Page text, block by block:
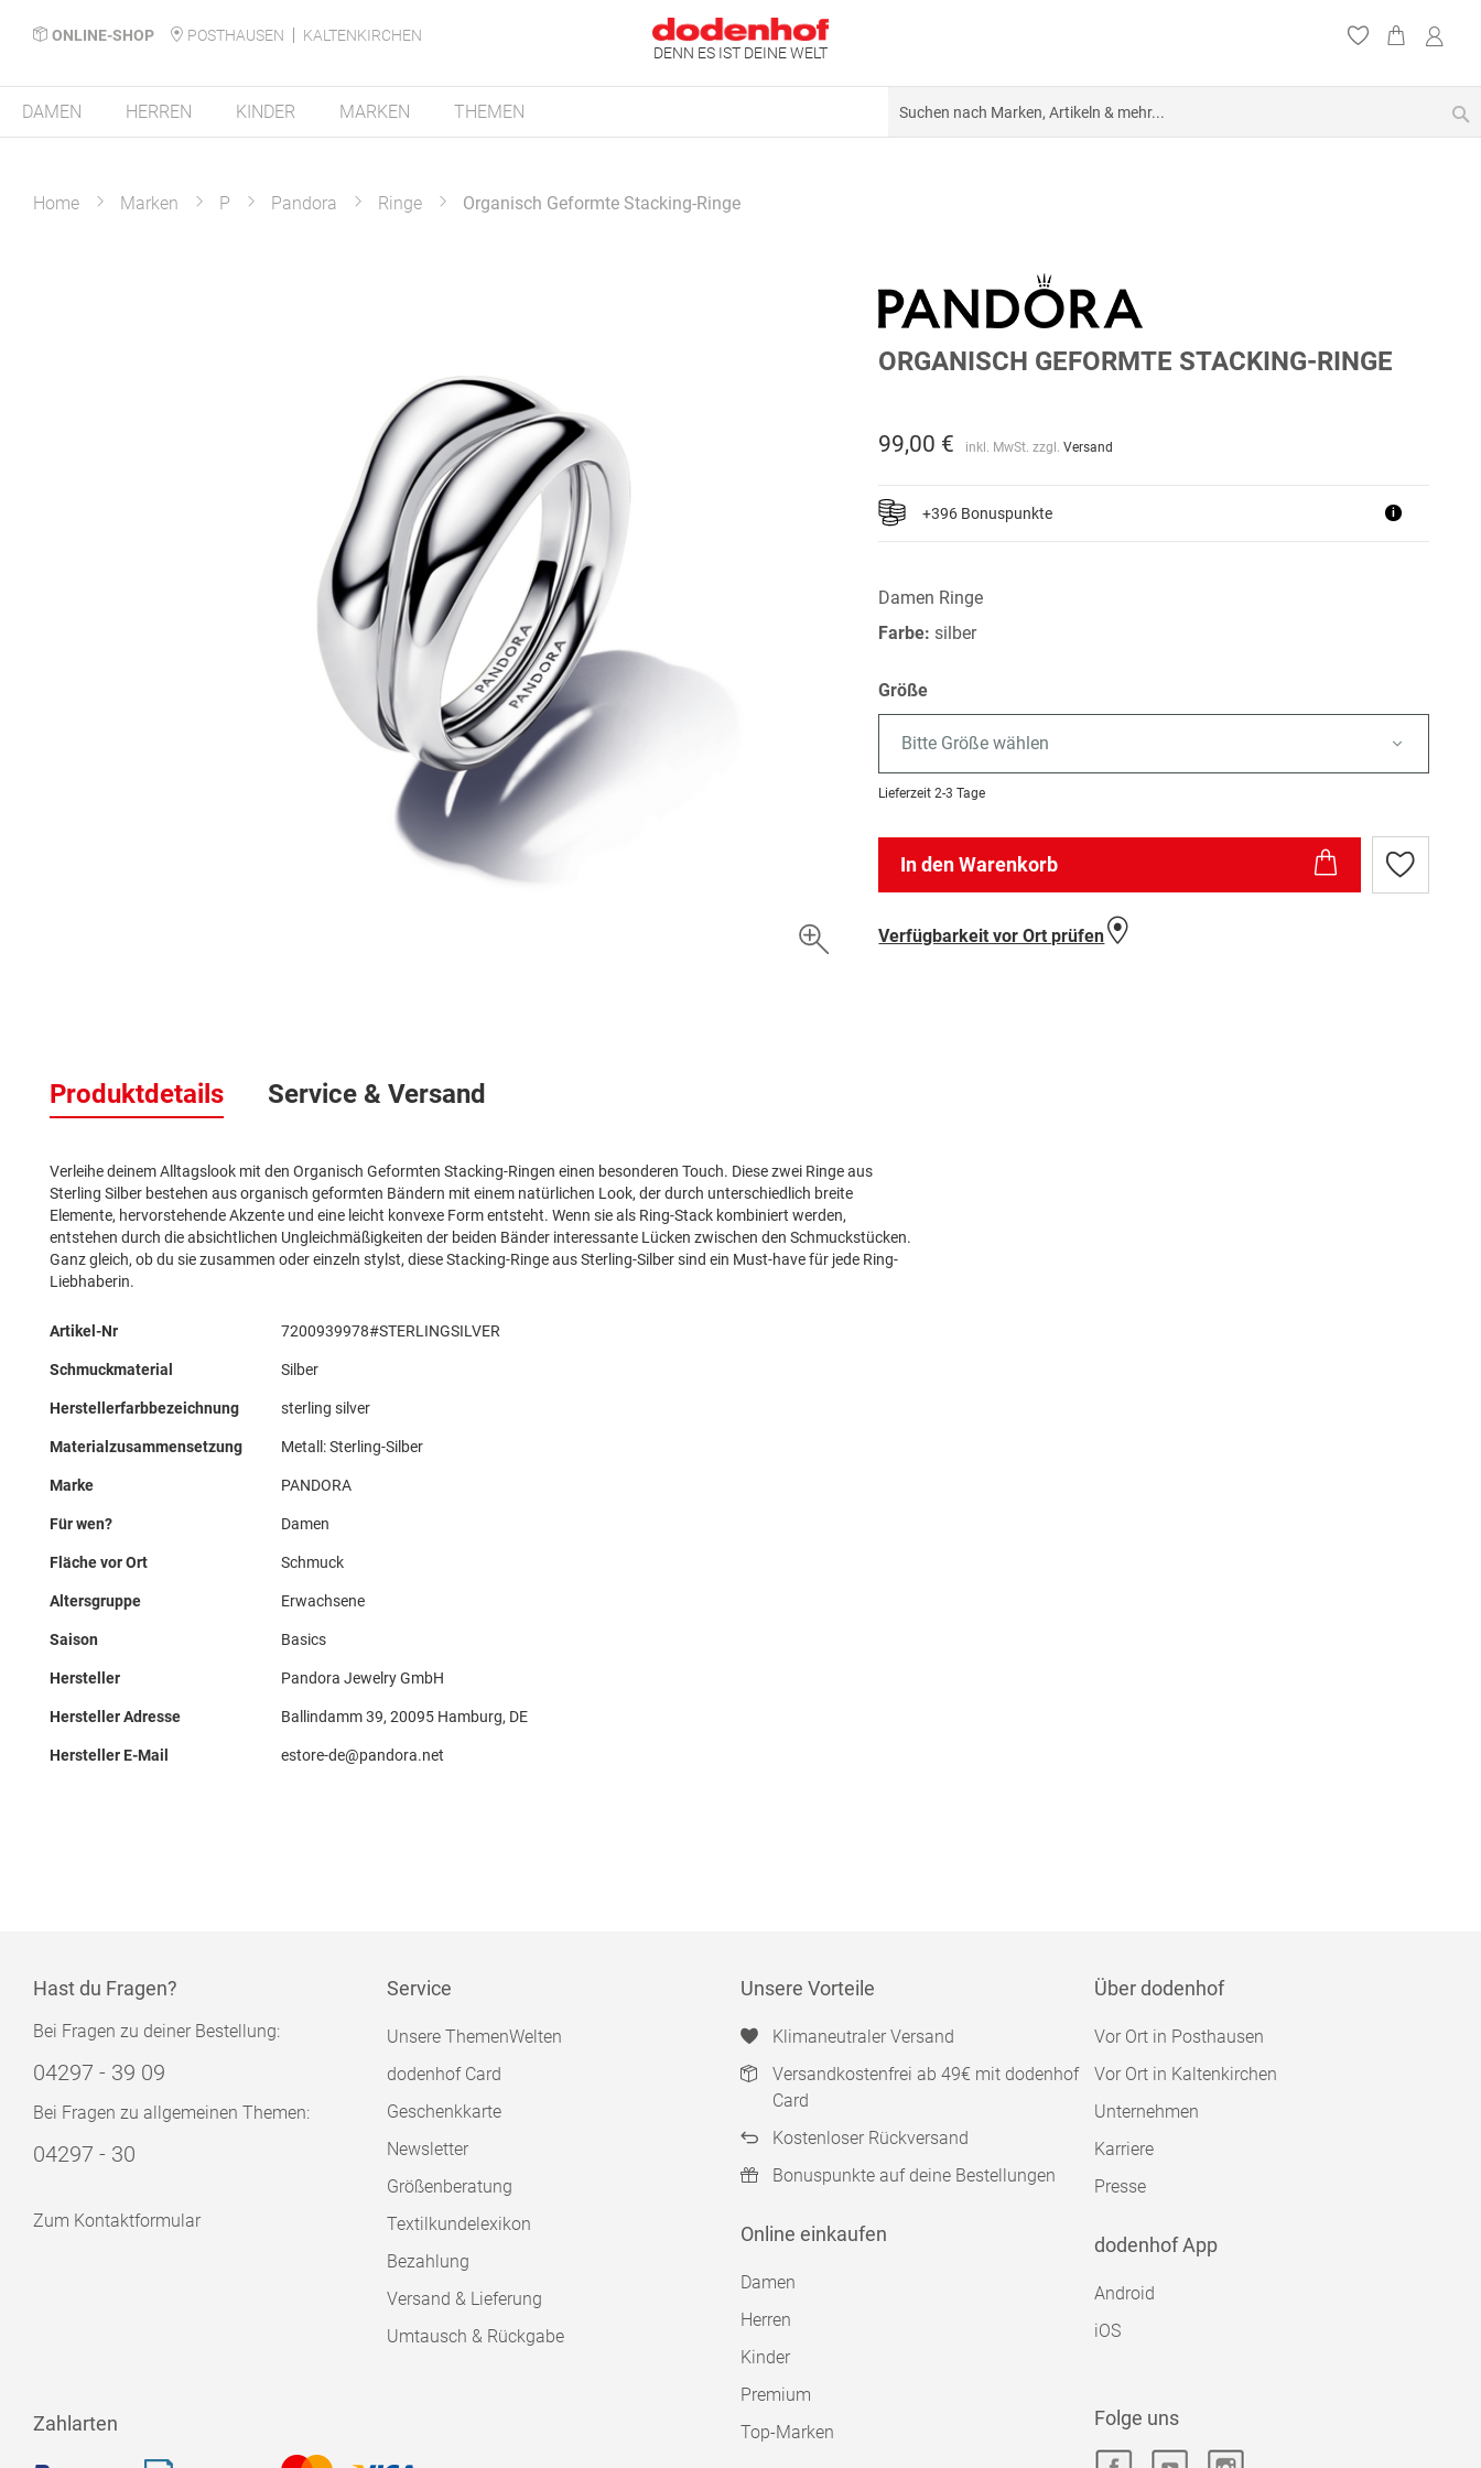
ONLINE-SHOP POSTHAUSEN
KALTENKIRCHEN
DENN ES IST DEINE WELT
DAMEN HERREN KINDER MARKEN THEMEN
Home Marken P Pandora Ringe Organisch Geformte Stacking-Ringe
der
Bildergalerie
ORGANISCH GEFORMTE STACKING-RINGE
99,00 € inkl. MwSt. zzgl.Versand
+396 Bonuspunkte i
Damen Ringe
Farbe:silber
Größe
Bitte Größe wählen
Lieferzeit 2-3 Tage
In den Warenkorb
Zur
Wunschliste
Verfügbarkeit vor Ort prüfen
Produktdetails
Verleihe deinem Alltagslook mit den Organisch Geformten Stacking-Ringen einen besonderen Touch. Diese zwei Ringe aus
Sterling Silber bestehen aus organisch geformten Bändern mit einem natürlichen Look, der durch unterschiedlich breite
Elemente, hervorstehende Akzente und eine leicht konvexe Form entsteht. Wenn sie als Ring-Stack kombiniert werden,
entstehen durch die absichtlichen Ungleichmäßigkeiten der beiden Bänder interessante Lücken zwischen den Schmuckstücken.
Ganz gleich, ob du sie zusammen oder einzeln stylst, diese Stacking-Ringe aus Sterling-Silber sind ein Must-have für jede Ring-
Liebhaberin.
Mehr
Artikel-Nr 7200939978#STERLINGSILVER
Schmuckmaterial Silber
Herstellerfarbbezeichnung sterling silver
Materialzusammensetzung Metall: Sterling-Silber
Marke PANDORA
Für wen? Damen
Fläche vor Ort Schmuck
Altersgruppe Erwachsene
Saison Basics
Hersteller Pandora Jewelry GmbH
Hersteller Adresse Ballindamm 39, 20095 Hamburg, DE
Hersteller E-Mail estore-de@pandora.net
Service & Versand
Hast du Fragen?
Bei Fragen zu deiner Bestellung:
04297 - 39 09
Bei Fragen zu allgemeinen Themen:
04297 - 30
Zum Kontaktformular
Service
Unsere ThemenWelten
dodenhof Card
Geschenkkarte
Newsletter
Größenberatung
Textilkundelexikon
Bezahlung
Versand & Lieferung
Umtausch & Rückgabe
Unsere Vorteile
Klimaneutraler Versand
Versandkostenfrei ab 49€ mit dodenhof
Card
Kostenloser Rückversand
Bonuspunkte auf deine Bestellungen
Online einkaufen
Damen
Herren
Kinder
Premium
Top-Marken
Über dodenhof
Vor Ort in Posthausen
Vor Ort in Kaltenkirchen
Unternehmen
Karriere
Presse
dodenhof App
Android
iOS
Zahlarten Folge uns